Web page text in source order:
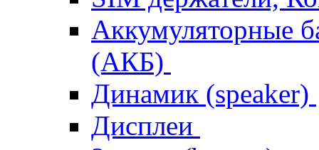
Аккумуляторные
(АКБ)
Динамик (speaker)
Дисплеи